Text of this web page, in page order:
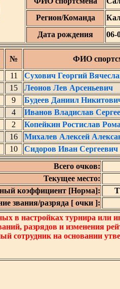
Регион/Команда
Дата рождения
06-
№ ФИО
11 Сухович Георгий
15 Леонов Лев Арсеньевич
9 Будеев Даниил
4 Иванов Владислав
2 Копейкин Ростислав
16 Михалев Алексей
10 Сидоров Иван Сергеевич
Всего очков:
Текущее место:
коэффициент [Норма]:
звания/разряда [ очки ]:
в настройках турнира
разрядов и изменения
сотрудник на основании